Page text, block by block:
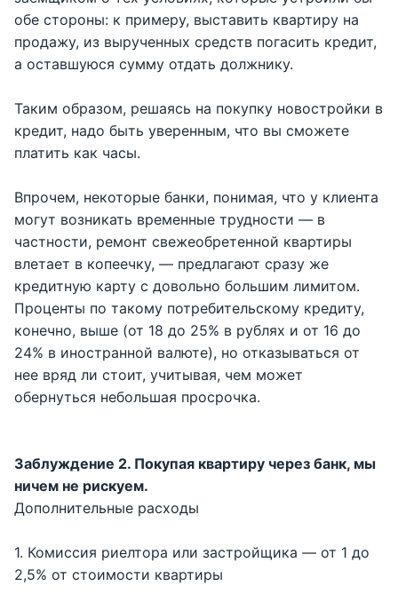
обе стороны: к примеру, выставить квартиру на
продажу, из вырученных средств погасить кредит,
а оставшуюся сумму отдать должнику.
Таким образом, решаясь на покупку новостройки в
кредит, надо быть уверенным, что вы сможете
платить как часы.
Впрочем, некоторые банки, понимая, что у клиента
могут возникать временные трудности — в
частности, ремонт свежеобретенной квартиры
влетает в копеечку, — предлагают сразу же
кредитную карту с довольно большим лимитом.
Проценты по такому потребительскому кредиту,
конечно, выше (от 18 до 25% в рублях и от 16 до
24% в иностранной валюте), но отказываться от
нее вряд ли стоит, учитывая, чем может
обернуться небольшая просрочка.
Заблуждение 2. Покупая квартиру через банк, мы
ничем не рискуем.
Дополнительные расходы
1. Комиссия риелтора или застройщика — от 1 до
2,5% от стоимости квартиры